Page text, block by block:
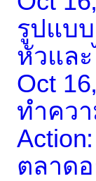
รูปแบ
หัวแล
Oct
ทำควา
ตลาด